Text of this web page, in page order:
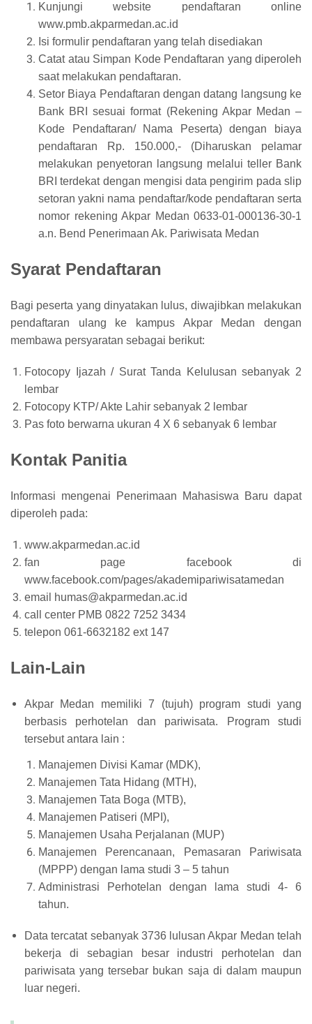
Kunjungi website pendaftaran online
www.pmb.akparmedan.ac.id
Isi formulir pendaftaran yang telah disediakan
Catat atau Simpan Kode Pendaftaran yang diperoleh
saat melakukan pendaftaran.
Setor Biaya Pendaftaran dengan datang langsung ke
Bank BRI sesuai format (Rekening Akpar Medan –
Kode Pendaftaran/ Nama Peserta) dengan biaya
pendaftaran Rp. 150.000,- (Diharuskan pelamar
melakukan penyetoran langsung melalui teller Bank
BRI terdekat dengan mengisi data pengirim pada slip
setoran yakni nama pendaftar/kode pendaftaran serta
nomor rekening Akpar Medan 0633-01-000136-30-1
a.n. Bend Penerimaan Ak. Pariwisata Medan
Syarat Pendaftaran
Bagi peserta yang dinyatakan lulus, diwajibkan melakukan
pendaftaran ulang ke kampus Akpar Medan dengan
membawa persyaratan sebagai berikut:
Fotocopy Ijazah / Surat Tanda Kelulusan sebanyak 2
lembar
Fotocopy KTP/ Akte Lahir sebanyak 2 lembar
Pas foto berwarna ukuran 4 X 6 sebanyak 6 lembar
Kontak Panitia
Informasi mengenai Penerimaan Mahasiswa Baru dapat
diperoleh pada:
www.akparmedan.ac.id
fan page facebook di
www.facebook.com/pages/akademipariwisatamedan
email humas@akparmedan.ac.id
call center PMB 0822 7252 3434
telepon 061-6632182 ext 147
Lain-Lain
Akpar Medan memiliki 7 (tujuh) program studi yang
berbasis perhotelan dan pariwisata. Program studi
tersebut antara lain :
Manajemen Divisi Kamar (MDK),
Manajemen Tata Hidang (MTH),
Manajemen Tata Boga (MTB),
Manajemen Patiseri (MPI),
Manajemen Usaha Perjalanan (MUP)
Manajemen Perencanaan, Pemasaran Pariwisata
(MPPP) dengan lama studi 3 – 5 tahun
Administrasi Perhotelan dengan lama studi 4- 6
tahun.
Data tercatat sebanyak 3736 lulusan Akpar Medan telah
bekerja di sebagian besar industri perhotelan dan
pariwisata yang tersebar bukan saja di dalam maupun
luar negeri.